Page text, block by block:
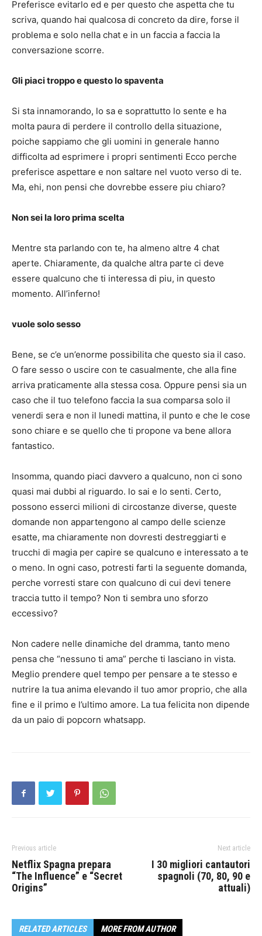
Preferisce evitarlo ed e per questo che aspetta che tu
scriva, quando hai qualcosa di concreto da dire, forse il
problema e solo nella chat e in un faccia a faccia la
conversazione scorre.
Gli piaci troppo e questo lo spaventa
Si sta innamorando, lo sa e soprattutto lo sente e ha
molta paura di perdere il controllo della situazione,
poiche sappiamo che gli uomini in generale hanno
difficolta ad esprimere i propri sentimenti Ecco perche
preferisce aspettare e non saltare nel vuoto verso di te.
Ma, ehi, non pensi che dovrebbe essere piu chiaro?
Non sei la loro prima scelta
Mentre sta parlando con te, ha almeno altre 4 chat
aperte. Chiaramente, da qualche altra parte ci deve
essere qualcuno che ti interessa di piu, in questo
momento. All’inferno!
vuole solo sesso
Bene, se c’e un’enorme possibilita che questo sia il caso.
O fare sesso o uscire con te casualmente, che alla fine
arriva praticamente alla stessa cosa. Oppure pensi sia un
caso che il tuo telefono faccia la sua comparsa solo il
venerdi sera e non il lunedi mattina, il punto e che le cose
sono chiare e se quello che ti propone va bene allora
fantastico.
Insomma, quando piaci davvero a qualcuno, non ci sono
quasi mai dubbi al riguardo. lo sai e lo senti. Certo,
possono esserci milioni di circostanze diverse, queste
domande non appartengono al campo delle scienze
esatte, ma chiaramente non dovresti destreggiarti e
trucchi di magia per capire se qualcuno e interessato a te
o meno. In ogni caso, potresti farti la seguente domanda,
perche vorresti stare con qualcuno di cui devi tenere
traccia tutto il tempo? Non ti sembra uno sforzo
eccessivo?
Non cadere nelle dinamiche del dramma, tanto meno
pensa che “nessuno ti ama” perche ti lasciano in vista.
Meglio prendere quel tempo per pensare a te stesso e
nutrire la tua anima elevando il tuo amor proprio, che alla
fine e il primo e l’ultimo amore. La tua felicita non dipende
da un paio di popcorn whatsapp.
Previous article
Netflix Spagna prepara
“The Influence” e “Secret
Origins”
Next article
I 30 migliori cantautori
spagnoli (70, 80, 90 e
attuali)
RELATED ARTICLES MORE FROM AUTHOR